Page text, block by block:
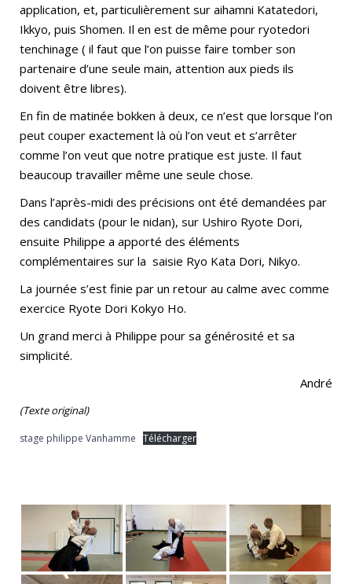
application, et, particulièrement sur aihamni Katatedori,
Ikkyo, puis Shomen. Il en est de même pour ryotedori
tenchinage ( il faut que l’on puisse faire tomber son
partenaire d’une seule main, attention aux pieds ils
doivent être libres).
En fin de matinée bokken à deux, ce n’est que lorsque l’on
peut couper exactement là où l’on veut et s’arrêter
comme l’on veut que notre pratique est juste. Il faut
beaucoup travailler même une seule chose.
Dans l’après-midi des précisions ont été demandées par
des candidats (pour le nidan), sur Ushiro Ryote Dori,
ensuite Philippe a apporté des éléments
complémentaires sur la saisie Ryo Kata Dori, Nikyo.
La journée s’est finie par un retour au calme avec comme
exercice Ryote Dori Kokyo Ho.
Un grand merci à Philippe pour sa générosité et sa
simplicité.
André
(Texte original)
stage philippe Vanhamme Télécharger